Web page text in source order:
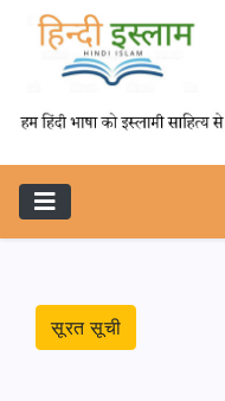
सूरत सूची